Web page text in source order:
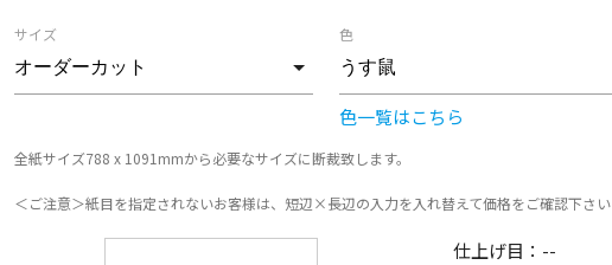
サイズ 色
色一覧はこちら
全紙サイズ788 x 1091mmから必要なサイズに断裁致します。
＜ご注意＞紙目を指定されないお客様は、短辺×長辺の入力を入れ替えて価格をご確認下さい
仕上げ目： --